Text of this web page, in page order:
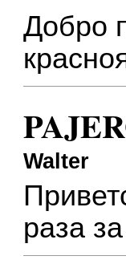
Добро
Walter
раза